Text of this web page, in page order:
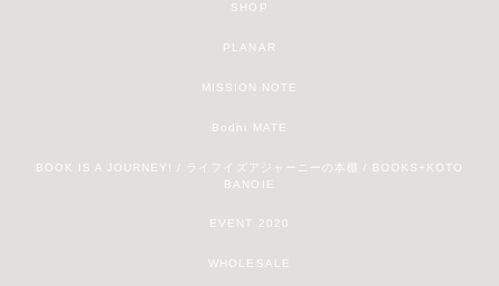
SHOP
PLANAR
MISSION NOTE
Bodhi MATE
BOOK IS A JOURNEY! / ライフイズアジャーニーの本棚 / BOOKS+KOTO
BANOIE
EVENT 2020
WHOLESALE